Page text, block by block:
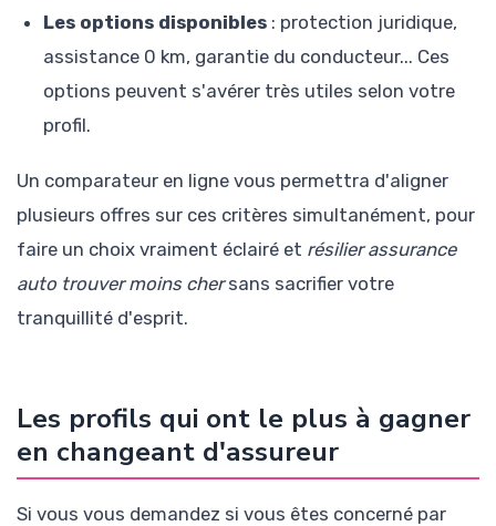
Les options disponibles : protection juridique,
assistance 0 km, garantie du conducteur... Ces
options peuvent s'avérer très utiles selon votre
profil.
Un comparateur en ligne vous permettra d'aligner
plusieurs offres sur ces critères simultanément, pour
faire un choix vraiment éclairé et résilier assurance
auto trouver moins chersans sacrifier votre
tranquillité d'esprit.
Les profils qui ont le plus à gagner
en changeant d'assureur
Si vous vous demandez si vous êtes concerné par